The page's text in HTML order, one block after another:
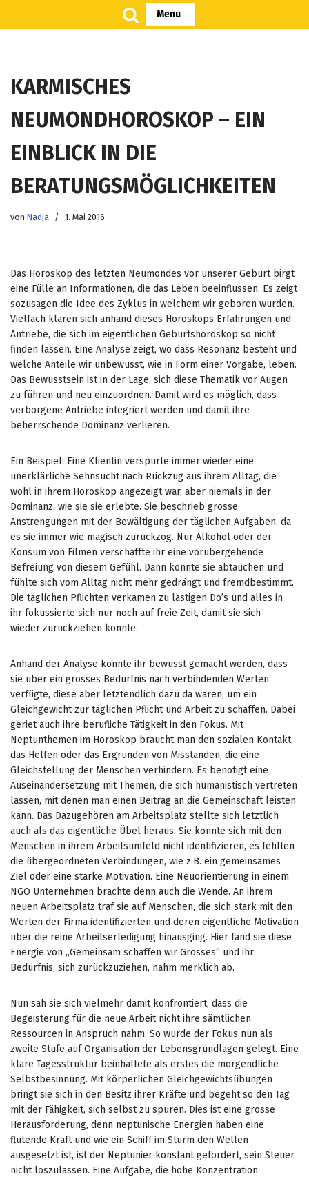
Menu
KARMISCHES
NEUMONDHOROSKOP – EIN
EINBLICK IN DIE
BERATUNGSMÖGLICHKEITEN
von Nadja 1. Mai 2016
Das Horoskop des letzten Neumondes vor unserer Geburt birgt
eine Fülle an Informationen, die das Leben beeinflussen. Es zeigt
sozusagen die Idee des Zyklus in welchem wir geboren wurden.
Vielfach klären sich anhand dieses Horoskops Erfahrungen und
Antriebe, die sich im eigentlichen Geburtshoroskop so nicht
finden lassen. Eine Analyse zeigt, wo dass Resonanz besteht und
welche Anteile wir unbewusst, wie in Form einer Vorgabe, leben.
Das Bewusstsein ist in der Lage, sich diese Thematik vor Augen
zu führen und neu einzuordnen. Damit wird es möglich, dass
verborgene Antriebe integriert werden und damit ihre
beherrschende Dominanz verlieren.
Ein Beispiel: Eine Klientin verspürte immer wieder eine
unerklärliche Sehnsucht nach Rückzug aus ihrem Alltag, die
wohl in ihrem Horoskop angezeigt war, aber niemals in der
Dominanz, wie sie sie erlebte. Sie beschrieb grosse
Anstrengungen mit der Bewältigung der täglichen Aufgaben, da
es sie immer wie magisch zurückzog. Nur Alkohol oder der
Konsum von Filmen verschaffte ihr eine vorübergehende
Befreiung von diesem Gefühl. Dann konnte sie abtauchen und
fühlte sich vom Alltag nicht mehr gedrängt und fremdbestimmt.
Die täglichen Pflichten verkamen zu lästigen Do’s und alles in
ihr fokussierte sich nur noch auf freie Zeit, damit sie sich
wieder zurückziehen konnte.
Anhand der Analyse konnte ihr bewusst gemacht werden, dass
sie über ein grosses Bedürfnis nach verbindenden Werten
verfügte, diese aber letztendlich dazu da waren, um ein
Gleichgewicht zur täglichen Pflicht und Arbeit zu schaffen. Dabei
geriet auch ihre berufliche Tätigkeit in den Fokus. Mit
Neptunthemen im Horoskop braucht man den sozialen Kontakt,
das Helfen oder das Ergründen von Misständen, die eine
Gleichstellung der Menschen verhindern. Es benötigt eine
Auseinandersetzung mit Themen, die sich humanistisch vertreten
lassen, mit denen man einen Beitrag an die Gemeinschaft leisten
kann. Das Dazugehören am Arbeitsplatz stellte sich letztlich
auch als das eigentliche Übel heraus. Sie konnte sich mit den
Menschen in ihrem Arbeitsumfeld nicht identifizieren, es fehlten
die übergeordneten Verbindungen, wie z.B. ein gemeinsames
Ziel oder eine starke Motivation. Eine Neuorientierung in einem
NGO Unternehmen brachte denn auch die Wende. An ihrem
neuen Arbeitsplatz traf sie auf Menschen, die sich stark mit den
Werten der Firma identifizierten und deren eigentliche Motivation
über die reine Arbeitserledigung hinausging. Hier fand sie diese
Energie von „Gemeinsam schaffen wir Grosses“ und ihr
Bedürfnis, sich zurückzuziehen, nahm merklich ab.
Nun sah sie sich vielmehr damit konfrontiert, dass die
Begeisterung für die neue Arbeit nicht ihre sämtlichen
Ressourcen in Anspruch nahm. So wurde der Fokus nun als
zweite Stufe auf Organisation der Lebensgrundlagen gelegt. Eine
klare Tagesstruktur beinhaltete als erstes die morgendliche
Selbstbesinnung. Mit körperlichen Gleichgewichtsübungen
bringt sie sich in den Besitz ihrer Kräfte und begeht so den Tag
mit der Fähigkeit, sich selbst zu spüren. Dies ist eine grosse
Herausforderung, denn neptunische Energien haben eine
flutende Kraft und wie ein Schiff im Sturm den Wellen
ausgesetzt ist, ist der Neptunier konstant gefordert, sein Steuer
nicht loszulassen. Eine Aufgabe, die hohe Konzentration